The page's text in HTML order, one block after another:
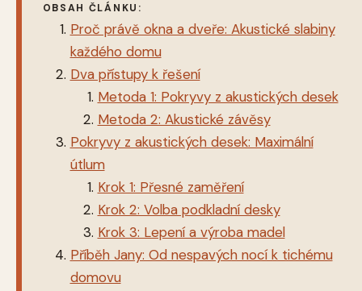
OBSAH ČLÁNKU:
Proč právě okna a dveře: Akustické slabiny
každého domu
Dva přístupy k řešení
Metoda 1: Pokryvy z akustických desek
Metoda 2: Akustické závěsy
Pokryvy z akustických desek: Maximální
útlum
Krok 1: Přesné zaměření
Krok 2: Volba podkladní desky
Krok 3: Lepení a výroba madel
Příběh Jany: Od nespavých nocí k tichému
domovu